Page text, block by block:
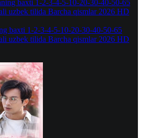
baxti 1-2-3-4-5-10-20-30-40-50-65
uzbek tilida Barcha qismlar 2026 HD